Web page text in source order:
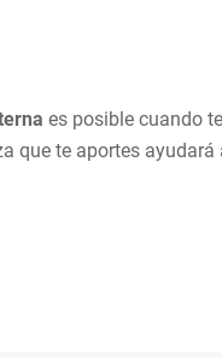
es posible cuando
que te aportes